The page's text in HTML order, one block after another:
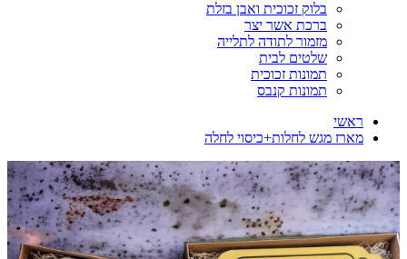
בלוק זכוכית ואבן בזלת
ברכת אשר יצר
מזמור לתודה לתלייה
שלטים לבית
תמונות זכוכית
תמונות קנבס
ראשי
מארז מגש לחלות+כיסוי לחלה